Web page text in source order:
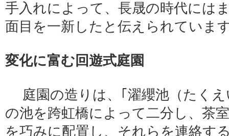
手入れによって、長晟の時代には
面目を一新したと伝えられていま
変化に富む回遊式庭園
庭園の造りは、｢濯纓池（たくえ
の池を跨虹橋によって二分し、茶
を巧みに配置し、それらを連絡す